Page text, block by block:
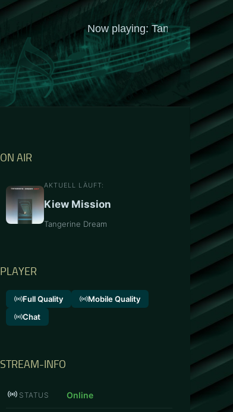
ON AIR
AKTUELL LÄUFT:
Kiew Mission
Tangerine Dream
PLAYER
Full Quality
Mobile Quality
Chat
STREAM-INFO
STATUS Online